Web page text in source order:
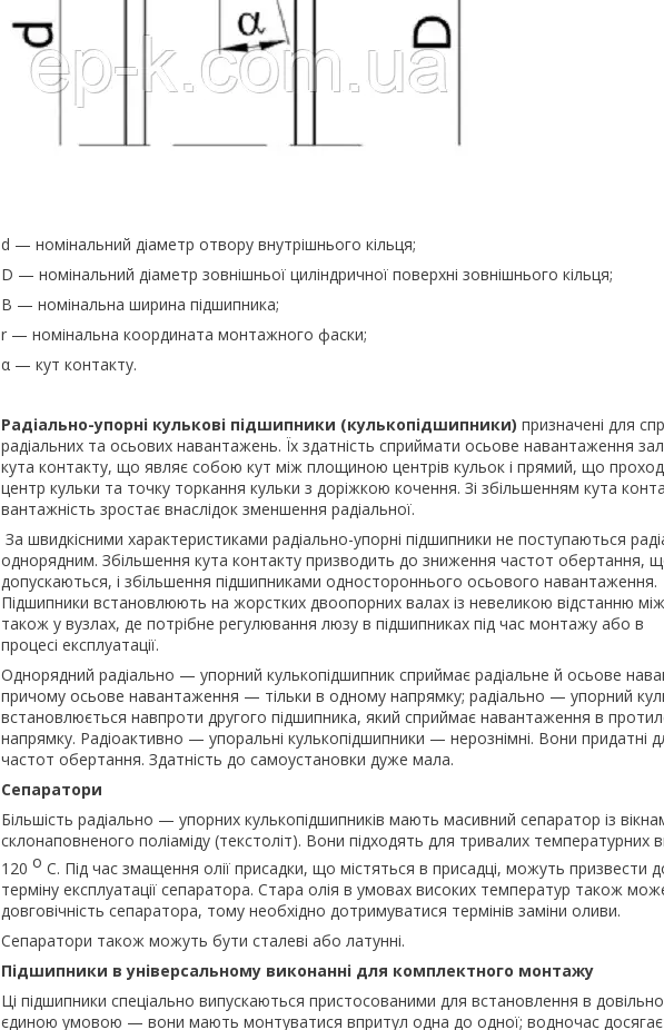
d — номінальний діаметр отвору внутрішнього кільця;
D — номінальний діаметр зовнішньої циліндричної поверхні зовнішнього кільця;
B — номінальна ширина підшипника;
r — номінальна координата монтажного фаски;
α — кут контакту.
Радіально-упорні кулькові підшипники (кулькопідшипники) призначені для
радіальних та осьових навантажень. Їх здатність сприймати осьове навантаження
кута контакту, що являє собою кут між площиною центрів кульок і прямий, що
центр кульки та точку торкання кульки з доріжкою кочення. Зі збільшенням кута
вантажність зростає внаслідок зменшення радіальної.
За швидкісними характеристиками радіально-упорні підшипники не поступаються
однорядним. Збільшення кута контакту призводить до зниження частот обертання,
допускаються, і збільшення підшипниками одностороннього осьового навантаження.
Підшипники встановлюють на жорстких двоопорних валах із невеликою відстанню
також у вузлах, де потрібне регулювання люзу в підшипниках під час монтажу або в
процесі експлуатації.
Однорядний радіально — упорний кулькопідшипник сприймає радіальне й осьове
причому осьове навантаження — тільки в одному напрямку; радіально — упорний
встановлюється навпроти другого підшипника, який сприймає навантаження в
напрямку. Радіоактивно — упоральні кулькопідшипники — нерознімні. Вони придатні
частот обертання. Здатність до самоустановки дуже мала.
Сепаратори
Більшість радіально — упорних кулькопідшипників мають масивний сепаратор із
склонаповненого поліаміду (текстоліт). Вони підходять для тривалих температурних
120 о С. Під час змащення олії присадки, що містяться в присадці, можуть призвести
терміну експлуатації сепаратора. Стара олія в умовах високих температур також
довговічність сепаратора, тому необхідно дотримуватися термінів заміни оливи.
Сепаратори також можуть бути сталеві або латунні.
Підшипники в універсальному виконанні для комплектного монтажу
Ці підшипники спеціально випускаються пристосованими для встановлення в
єдиною умовою — вони мають монтуватися впритул одна до одної; водночас